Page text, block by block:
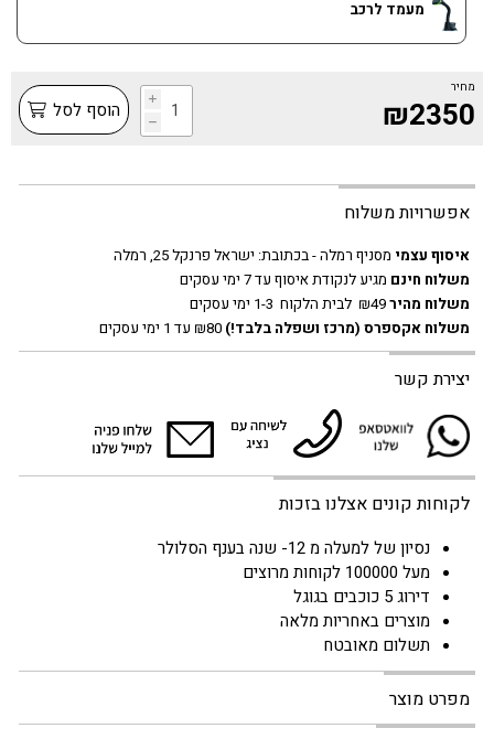
מעמד לרכב
מחיר
₪2350
i
h הוסף לסל
אפשרויות משלוח
איסוף עצמי מסניף רמלה - בכתובת: ישראל פרנקל 25, רמלה
משלוח חינם מגיע לנקודת איסוף עד 7 ימי עסקים
משלוח מהיר
משלוח אקספרס (מרכז ושפלה בלבד!)
יצירת קשר
לקוחות קונים אצלנו בזכות
נסיון של למעלה מ 12- שנה בענף הסלולר
מעל 100000 לקוחות מרוצים
דירוג 5 כוכבים בגוגל
מוצרים באחריות מלאה
תשלום מאובטח
מפרט מוצר